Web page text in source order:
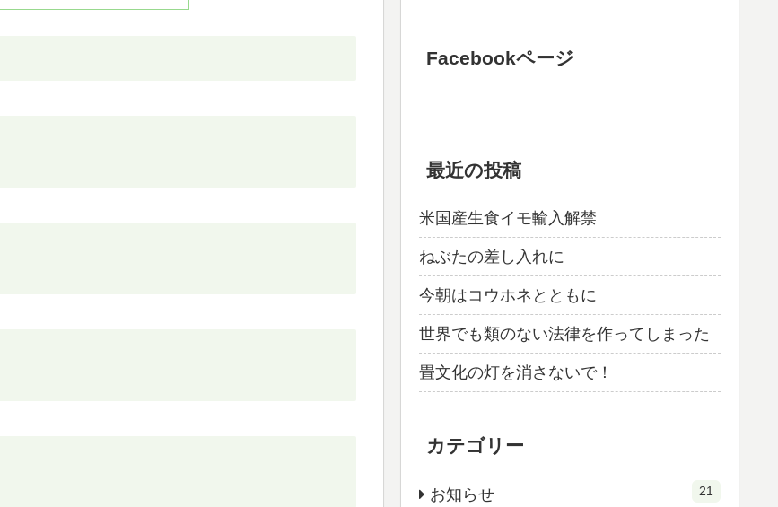
Facebookページ
最近の投稿
米国産生食イモ輸入解禁
ねぶたの差し入れに
今朝はコウホネとともに
世界でも類のない法律を作ってしまった
畳文化の灯を消さないで！
カテゴリー
お知らせ 21